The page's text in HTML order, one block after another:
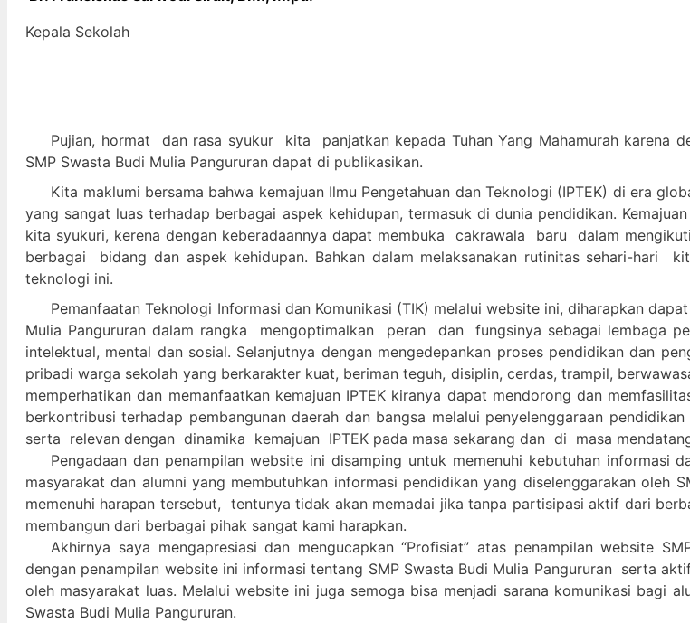
Kepala Sekolah
Pujian, hormat dan rasa syukur kita panjatkan kepada Tuhan Yang Mahamurah karena
SMP Swasta Budi Mulia Pangururan dapat di publikasikan.
Kita maklumi bersama bahwa kemajuan Ilmu Pengetahuan dan Teknologi (IPTEK) di era
yang sangat luas terhadap berbagai aspek kehidupan, termasuk di dunia pendidikan.
kita syukuri, kerena dengan keberadaannya dapat membuka cakrawala baru dalam
berbagai bidang dan aspek kehidupan. Bahkan dalam melaksanakan rutinitas sehari-hari
teknologi ini.
Pemanfaatan Teknologi Informasi dan Komunikasi (TIK) melalui website ini, diharapkan
Mulia Pangururan dalam rangka mengoptimalkan peran dan fungsinya sebagai lembaga
intelektual, mental dan sosial. Selanjutnya dengan mengedepankan proses pendidikan dan
pribadi warga sekolah yang berkarakter kuat, beriman teguh, disiplin, cerdas, trampil,
memperhatikan dan memanfaatkan kemajuan IPTEK kiranya dapat mendorong dan
berkontribusi terhadap pembangunan daerah dan bangsa melalui penyelenggaraan
serta relevan dengan dinamika kemajuan IPTEK pada masa sekarang dan di masa
Pengadaan dan penampilan website ini disamping untuk memenuhi kebutuhan informasi
masyarakat dan alumni yang membutuhkan informasi pendidikan yang diselenggarakan oleh
memenuhi harapan tersebut, tentunya tidak akan memadai jika tanpa partisipasi aktif dari
membangun dari berbagai pihak sangat kami harapkan.
Akhirnya saya mengapresiasi dan mengucapkan “Profisiat” atas penampilan website
dengan penampilan website ini informasi tentang SMP Swasta Budi Mulia Pangururan serta
oleh masyarakat luas. Melalui website ini juga semoga bisa menjadi sarana komunikasi bagi
Swasta Budi Mulia Pangururan.